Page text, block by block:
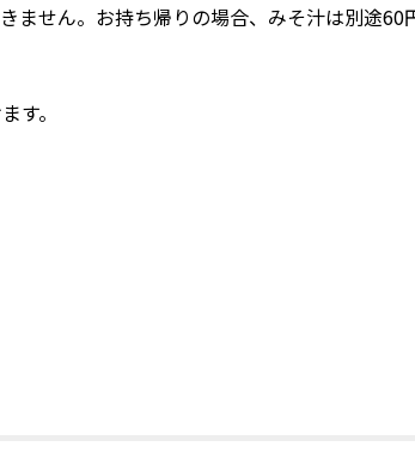
せん。お持ち帰りの場合、みそ汁は別途60
す。